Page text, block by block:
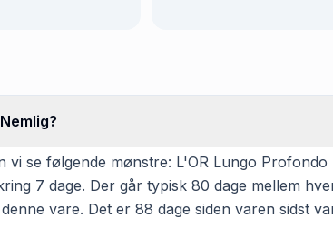
vi se følgende mønstre: L'OR Lungo
7 dage. Der går typisk 80 dage mellem
vare. Det er 88 dage siden varen sidst